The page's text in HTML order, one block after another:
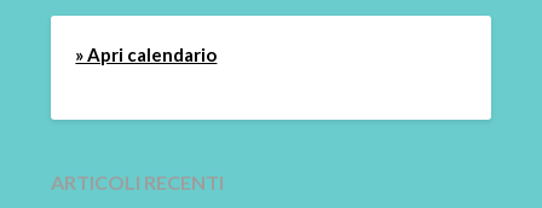
» Apri calendario
ARTICOLI RECENTI